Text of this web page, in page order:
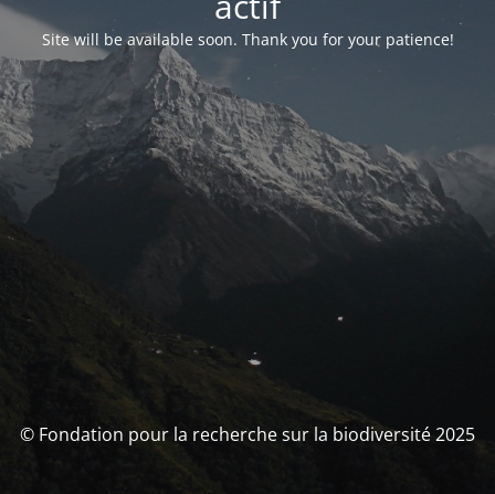
Site will be available soon. Thank you for your patience!
© Fondation pour la recherche sur la biodiversité 2025